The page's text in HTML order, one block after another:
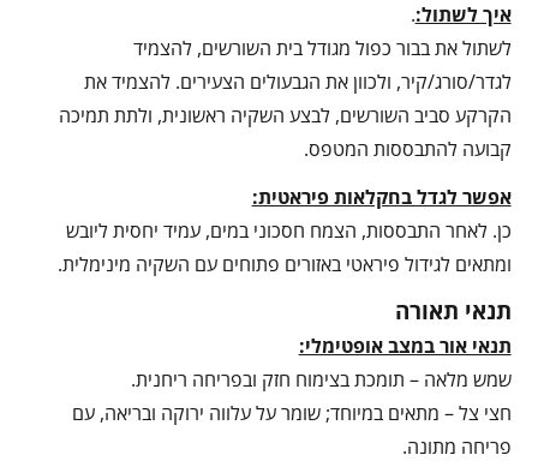
איך לשתול:.
לשתול את בבור כפול מגודל בית השורשים, להצמיד
לגדר/סורג/קיר, ולכוון את הגבעולים הצעירים. להצמיד את
הקרקע סביב השורשים, לבצע השקיה ראשונית, ולתת תמיכה
קבועה להתבססות המטפס.
אפשר לגדל בחקלאות פיראטית:
כן. לאחר התבססות, הצמח חסכוני במים, עמיד יחסית ליובש
ומתאים לגידול פיראטי באזורים פתוחים עם השקיה מינימלית.
תנאי תאורה
תנאי אור במצב אופטימלי:
שמש מלאה – תומכת בצימוח חזק ובפריחה ריחנית.
חצי צל – מתאים במיוחד; שומר על עלווה ירוקה ובריאה, עם
פריחה מתונה.